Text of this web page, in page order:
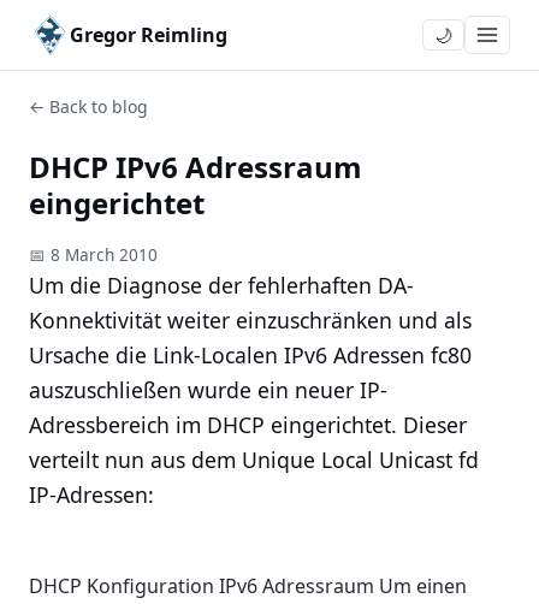
Gregor Reimling 🌙
← Back to blog
DHCP IPv6 Adressraum
eingerichtet
📅 8 March 2010
Um die Diagnose der fehlerhaften DA-
Konnektivität weiter einzuschränken und als
Ursache die Link-Localen IPv6 Adressen fc80
auszuschließen wurde ein neuer IP-
Adressbereich im DHCP eingerichtet. Dieser
verteilt nun aus dem Unique Local Unicast fd
IP-Adressen:
DHCP Konfiguration IPv6 Adressraum Um einen